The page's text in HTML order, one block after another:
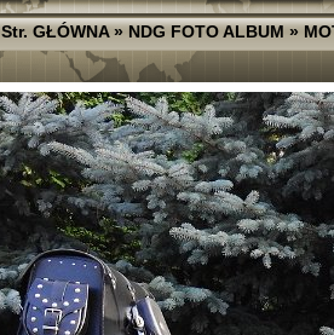
Str. GŁÓWNA»NDG FOTO ALBUM»